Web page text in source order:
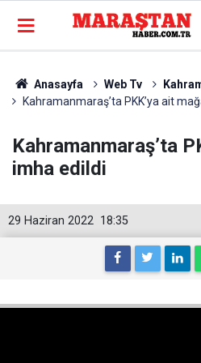
Anasayfa Web Tv
Kahramanmaraş’ta PKK’ya ait
Kahramanmaraş’ta
imha edildi
18:35
29 Haziran 2022